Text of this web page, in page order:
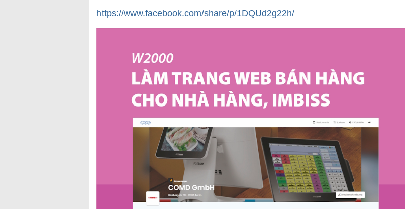
https://www.facebook.com/share/p/1DQUd2g22h/